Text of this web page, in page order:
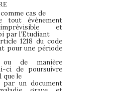
cas de
tout événement
et
par l’Etudiant
1218 du code
pour une période
de manière
ci de poursuivre
que le
par un document